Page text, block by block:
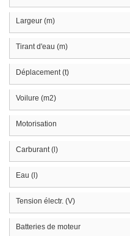
Largeur (m)
Tirant d'eau (m)
Déplacement (t)
Voilure (m2)
Motorisation
Carburant (l)
Eau (l)
Tension électr. (V)
Batteries de moteur